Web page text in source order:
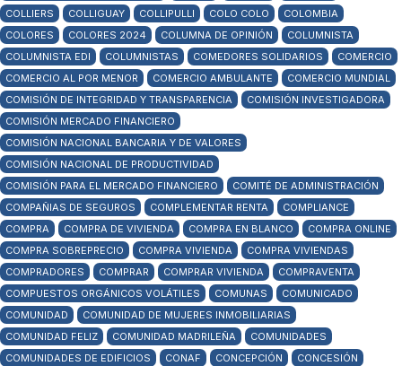
COLLIERS
COLLIGUAY COLLIPULLI COLO COLO
COLOMBIA
COLORES
COLORES 2024 COLUMNA DE OPINIÓN
COLUMNISTA
COLUMNISTA EDI
COLUMNISTAS COMEDORES SOLIDARIOS
COMERCIO
COMERCIO AL POR MENOR
COMERCIO AMBULANTE
COMERCIO MUNDIAL
COMISIÓN DE INTEGRIDAD Y TRANSPARENCIA
COMISIÓN INVESTIGADORA
COMISIÓN MERCADO FINANCIERO
COMISIÓN NACIONAL BANCARIA Y DE VALORES
COMISIÓN NACIONAL DE PRODUCTIVIDAD
COMISIÓN PARA EL MERCADO FINANCIERO
COMITÉ DE ADMINISTRACIÓN
COMPAÑIAS DE SEGUROS
COMPLEMENTAR RENTA
COMPLIANCE
COMPRA
COMPRA DE VIVIENDA COMPRA EN BLANCO
COMPRA ONLINE
COMPRA SOBREPRECIO
COMPRA VIVIENDA
COMPRA VIVIENDAS
COMPRADORES
COMPRAR COMPRAR VIVIENDA
COMPRAVENTA
COMPUESTOS ORGÁNICOS VOLÁTILES
COMUNAS
COMUNICADO
COMUNIDAD
COMUNIDAD DE MUJERES INMOBILIARIAS
COMUNIDAD FELIZ
COMUNIDAD MADRILEÑA
COMUNIDADES
COMUNIDADES DE EDIFICIOS
CONAF CONCEPCIÓN
CONCESIÓN